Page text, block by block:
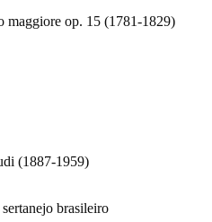
op. 15 (1781-1829)
(1887-1959)
brasileiro